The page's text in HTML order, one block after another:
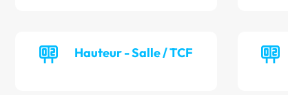
Hauteur - Salle / TCF